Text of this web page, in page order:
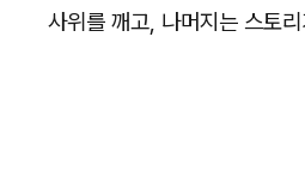
사위를 깨고, 나머지는 스토